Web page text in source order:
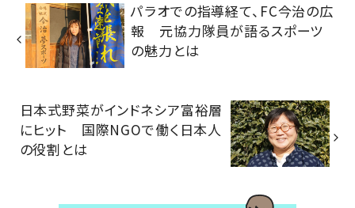
パラオでの指導経て、FC今治の広
報 元協力隊員が語るスポーツ
の魅力とは
日本式野菜がインドネシア富裕層
にヒット 国際NGOで働く日本人
の役割とは